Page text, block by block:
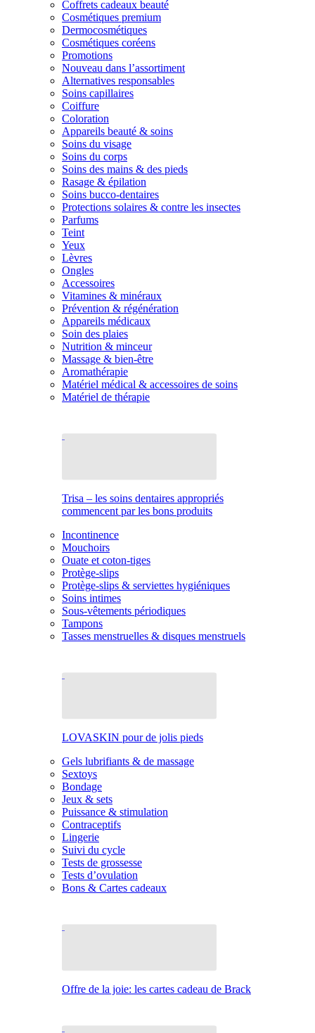
Coffrets cadeaux beauté
Cosmétiques premium
Dermocosmétiques
Cosmétiques coréens
Promotions
Nouveau dans l’assortiment
Alternatives responsables
Soins capillaires
Coiffure
Coloration
Appareils beauté & soins
Soins du visage
Soins du corps
Soins des mains & des pieds
Rasage & épilation
Soins bucco-dentaires
Protections solaires & contre les insectes
Parfums
Teint
Yeux
Lèvres
Ongles
Accessoires
Vitamines & minéraux
Prévention & régénération
Appareils médicaux
Soin des plaies
Nutrition & minceur
Massage & bien-être
Aromathérapie
Matériel médical & accessoires de soins
Matériel de thérapie
Trisa – les soins dentaires appropriés
commencent par les bons produits
Incontinence
Mouchoirs
Ouate et coton-tiges
Protège-slips
Protège-slips & serviettes hygiéniques
Soins intimes
Sous-vêtements périodiques
Tampons
Tasses menstruelles & disques menstruels
LOVASKIN pour de jolis pieds
Gels lubrifiants & de massage
Sextoys
Bondage
Jeux & sets
Puissance & stimulation
Contraceptifs
Lingerie
Suivi du cycle
Tests de grossesse
Tests d’ovulation
Bons & Cartes cadeaux
Offre de la joie: les cartes cadeau de Brack